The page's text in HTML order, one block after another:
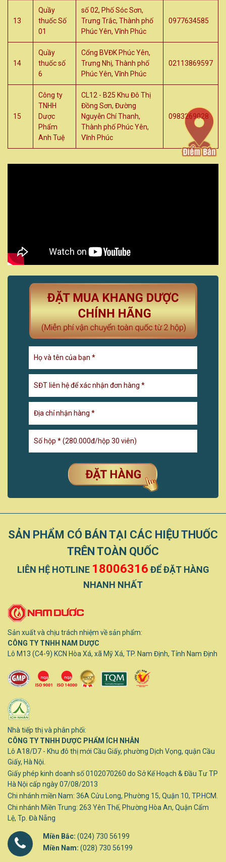
13
Quầy
thuốc Số
01
số 02, Phố Sóc Sơn,
Trưng Trắc, Thành phố
Phúc Yên, Vĩnh Phúc
0977634585
14
Quầy
thuốc số
6
Cổng BVĐK Phúc Yên,
Trưng Nhị, Thành phố
Phúc Yên, Vĩnh Phúc
02113869597
15
Công ty
TNHH
Dược
Phẩm
Anh Tuệ
CL12 - B25 Khu Đô Thị
Đồng Sơn, Đường
Nguyễn Chí Thanh,
Thành phố Phúc Yên,
Vĩnh Phúc
0983269028
SẢN PHẨM CÓ BÁN TẠI CÁC HIỆU THUỐC
TRÊN TOÀN QUỐC
LIÊN HỆ HOTLINE 18006316 ĐỂ ĐẶT HÀNG
NHANH NHẤT
Sản xuất và chịu trách nhiệm về sản phẩm:
CÔNG TY TNHH NAM DƯỢC
Lô M13 (C4-9) KCN Hòa Xá, xã Mỹ Xá, TP. Nam Định, Tỉnh Nam Định
Nhà tiếp thị và phân phối:
CÔNG TY TNHH DƯỢC PHẨM ÍCH NHÂN
Lô A18/D7 - Khu đô thị mới Cầu Giấy, phường Dịch Vọng, quận Cầu
Giấy, Hà Nội.
Giấy phép kinh doanh số 0102070260 do Sở Kế Hoạch & Đầu Tư TP
Hà Nội cấp ngày 07/08/2013
Chi nhánh miền Nam: 36A Cửu Long, Phường 15, Quận 10, TP.HCM.
Chi nhánh Miền Trung: 263 Yên Thế, Phường Hòa An, Quận Cẩm
Lệ, Tp. Đà Nẵng
Miền Bắc: (024) 730 56199
Miền Nam: (028) 730 56199